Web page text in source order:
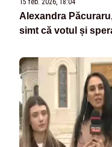
15 feb. 2026, 18:04
Alexandra
simt că votul și